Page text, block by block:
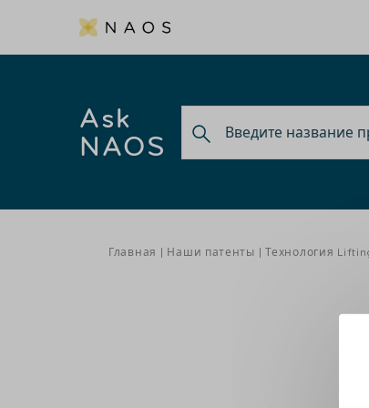
Ask
NAOS
Главная Наши патенты Технология
С